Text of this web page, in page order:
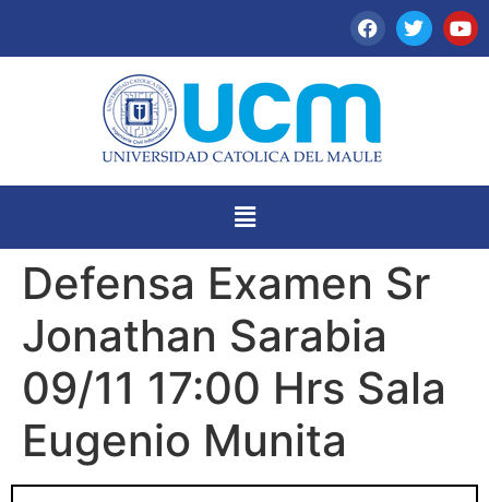
Defensa Examen Sr
Jonathan Sarabia
09/11 17:00 Hrs Sala
Eugenio Munita